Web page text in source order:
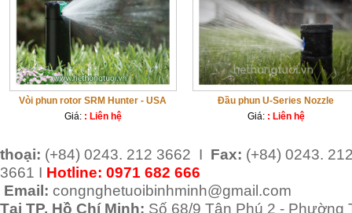
Vòi phun rotor SRM Hunter - USA
Giá: : Liên hệ
Đầu phun U-Series Nozzle
Giá: : Liên hệ
thoại: (+84) 0243. 212 3662 I Fax: (+84) 0243.
3661 I Hotline: 0971 682 666
Email: congnghetuoibinhminh@gmail.com
Tại TP. Hồ Chí Minh: Số 68/9 Tân Phú 2 - Phường